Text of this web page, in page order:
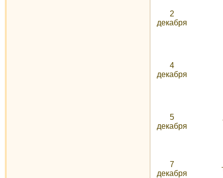
2
декабря
4
декабря
5
декабря
7
декабря